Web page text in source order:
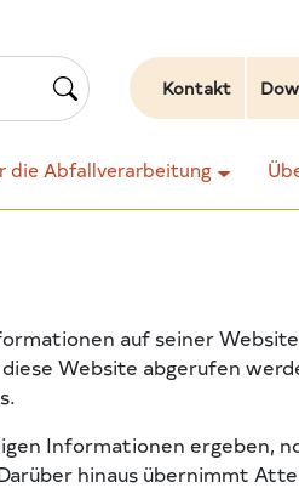
Kontakt
die Abfallverarbeitung
auf seiner
Website abgerufen
Informationen ergeben,
hinaus übernimmt